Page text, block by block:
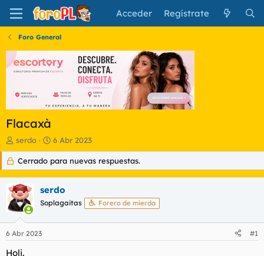
Acceder Regístrate
Foro General
Flacaxà
I
n
c
a
d
o
r
d
serdo
F
e
c
h
d
e
n
6 Abr 2023
Cerrado para nuevas respuestas.
serdo
Soplagaitas Forero de mierda
6 Abr 2023 #1
Holi.